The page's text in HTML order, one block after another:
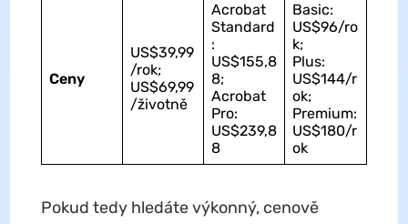
Ceny
US$39,99
/rok;
US$69,99
/životně
Acrobat
Standard
:
US$155,8
8;
Acrobat
Pro:
US$239,8
8
Basic:
US$96/ro
k;
Plus:
US$144/r
ok;
Premium:
US$180/r
ok
Pokud tedy hledáte výkonný, cenově